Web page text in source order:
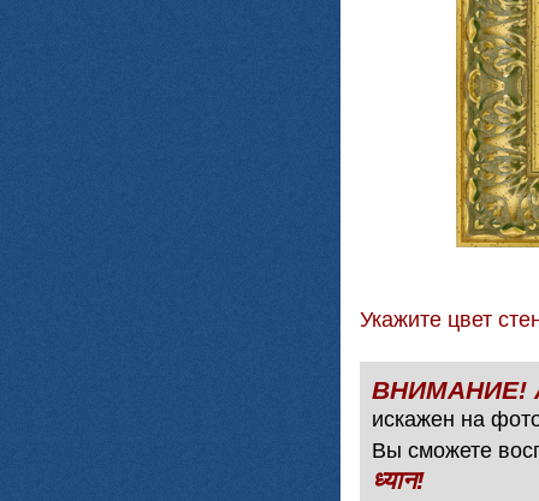
Укажите цвет
искажен на
Вы сможете
ध्यान!